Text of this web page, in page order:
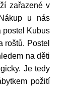
zařazené v
u nás
postel Kubus
roštů. Postel
na děti
Je tedy
požití